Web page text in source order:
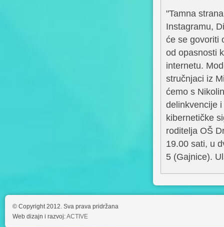
"Tamna
Instagramu,
će se govoriti
od opasnosti
internetu.
stručnjaci iz
ćemo s
delinkvencije
kibernetičke
roditelja OŠ
19.00 sati, u
5 (Gajnice).
© Copyright 2012. Sva prava pridržana
Web dizajn i razvoj:ACTIVE